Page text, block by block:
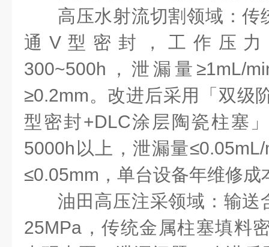
高压水射流切割领域：传
通V型密封，工作压力
300~500h，泄漏量≥1mL/
≥0.2mm。改进后采用「双级
型密封+DLC涂层陶瓷柱塞
5000h以上，泄漏量
≤0.05mm，单台设备年维修
油田高压注采领域：输送
25MPa，传统金属柱塞填料